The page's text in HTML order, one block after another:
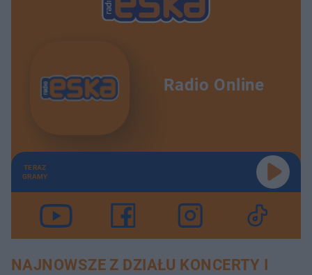
Radio Online
TERAZ
GRAMY
NAJNOWSZE Z DZIAŁU KONCERTY I